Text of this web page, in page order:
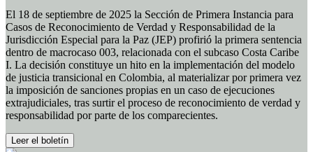
El 18 de septiembre de 2025 la Sección de Primera Instancia para
Casos de Reconocimiento de Verdad y Responsabilidad de la
Jurisdicción Especial para la Paz (JEP) profirió la primera sentencia
dentro de macrocaso 003, relacionada con el subcaso Costa Caribe
I. La decisión constituye un hito en la implementación del modelo
de justicia transicional en Colombia, al materializar por primera vez
la imposición de sanciones propias en un caso de ejecuciones
extrajudiciales, tras surtir el proceso de reconocimiento de verdad y
responsabilidad por parte de los comparecientes.
Leer el boletín